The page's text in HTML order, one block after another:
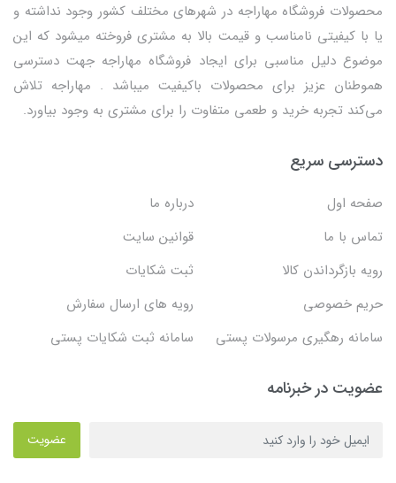
محصولات فروشگاه مهاراجه در شهرهای مختلف کشور وجود نداشته و
یا با کیفیتی نامناسب و قیمت بالا به مشتری فروخته میشود که این
موضوع دلیل مناسبی برای ایجاد فروشگاه مهاراجه جهت دسترسی
هموطنان عزیز برای محصولات باکیفیت میباشد . مهاراجه تلاش
می‌کند تجربه خرید و طعمی متفاوت را برای مشتری به وجود بیاورد.
دسترسی سریع
صفحه اول
درباره ما
تماس با ما
قوانین سایت
رویه بازگرداندن کالا
ثبت شکایات
حریم خصوصی
رویه های ارسال سفارش
سامانه رهگیری مرسولات پستی
سامانه ثبت شکایات پستی
عضویت در خبرنامه
عضویت